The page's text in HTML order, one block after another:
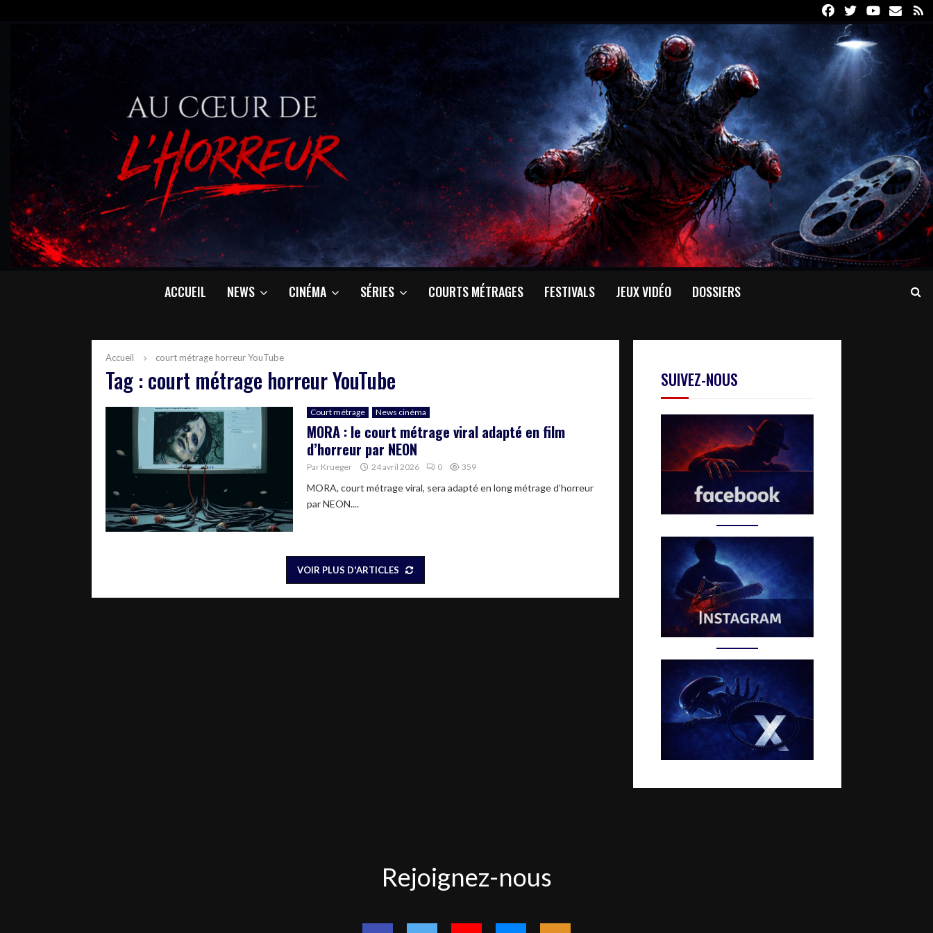
FacebookTwitterYoutube
Email
ACCUEIL NEWS CINÉMA SÉRIES COURTS MÉTRAGES FESTIVALS JEUX VIDÉO DOSSIERS
Accueil court métrage horreur YouTube
Tag : court métrage horreur YouTube
Court métrage News cinéma
MORA : le court métrage viral adapté en film
d’horreur par NEON
Par Krueger 24 avril 2026 0 359
MORA, court métrage viral, sera adapté en long métrage d’horreur
par NEON....
VOIR PLUS D'ARTICLES
SUIVEZ-NOUS
nous
Rejoignez-nous